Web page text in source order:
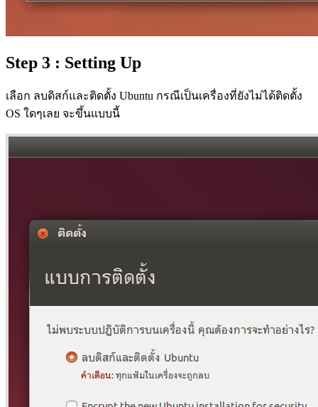
Step 3 : Setting Up
เลือก ลบดิสก์และติดตั้ง Ubuntu กรณีเป็นเครื่องที่ยังไม่ได้ติดตั้ง
OS ใดๆเลย จะขึ้นแบบนี้